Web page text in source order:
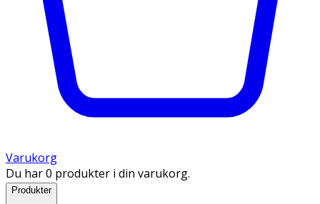
Varukorg
Du har 0 produkter i din varukorg.
Produkter